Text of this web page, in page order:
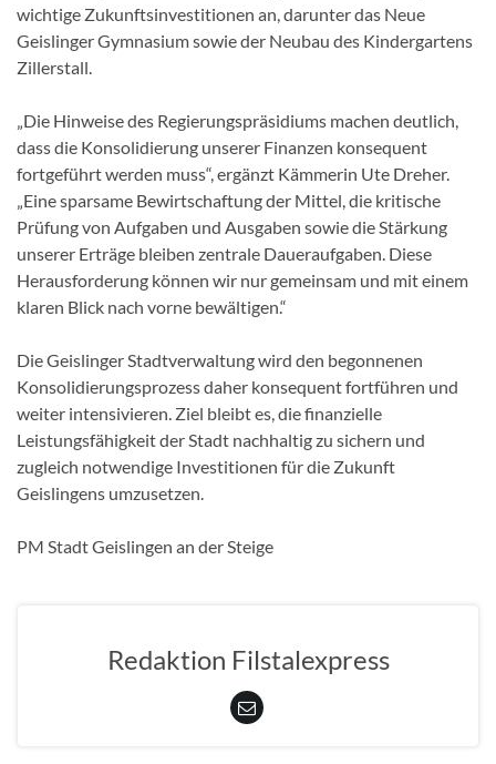
wichtige Zukunftsinvestitionen an, darunter das Neue
Geislinger Gymnasium sowie der Neubau des Kindergartens
Zillerstall.
„Die Hinweise des Regierungspräsidiums machen deutlich,
dass die Konsolidierung unserer Finanzen konsequent
fortgeführt werden muss“, ergänzt Kämmerin Ute Dreher.
„Eine sparsame Bewirtschaftung der Mittel, die kritische
Prüfung von Aufgaben und Ausgaben sowie die Stärkung
unserer Erträge bleiben zentrale Daueraufgaben. Diese
Herausforderung können wir nur gemeinsam und mit einem
klaren Blick nach vorne bewältigen.“
Die Geislinger Stadtverwaltung wird den begonnenen
Konsolidierungsprozess daher konsequent fortführen und
weiter intensivieren. Ziel bleibt es, die finanzielle
Leistungsfähigkeit der Stadt nachhaltig zu sichern und
zugleich notwendige Investitionen für die Zukunft
Geislingens umzusetzen.
PM Stadt Geislingen an der Steige
Redaktion Filstalexpress